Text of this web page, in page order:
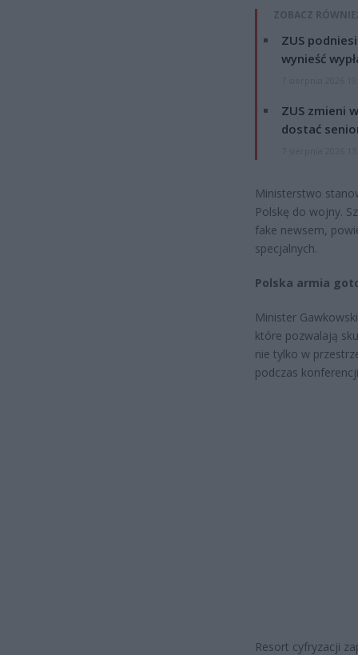
ZOBACZ
ZUS
wynieść
ZUS zmieni
dostać
Ministerstwo
Polskę do wojny.
fake newsem,
specjalnych.
Polska armia
Minister
które pozwalają
nie tylko w
podczas
Resort cyfryzacji